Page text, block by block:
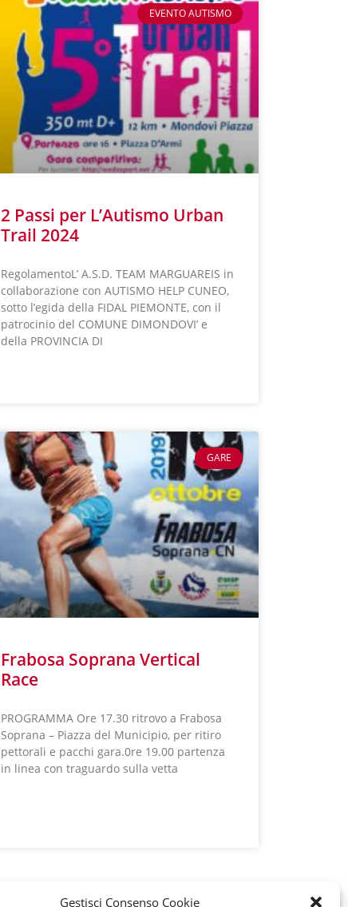
Gestisci Consenso Cookie
EVENTO AUTISMO
2 Passi per L’Autismo Urban
Trail 2024
RegolamentoL’ A.S.D. TEAM MARGUAREIS in
collaborazione con AUTISMO HELP CUNEO,
sotto l’egida della FIDAL PIEMONTE, con il
patrocinio del COMUNE DIMONDOVI’ e
della PROVINCIA DI
GARE
Frabosa Soprana Vertical
Race
PROGRAMMA Ore 17.30 ritrovo a Frabosa
Soprana – Piazza del Municipio, per ritiro
pettorali e pacchi gara.0re 19.00 partenza
in linea con traguardo sulla vetta